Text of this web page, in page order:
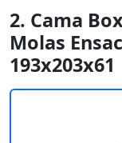
2. Cama
Molas
193x203x61